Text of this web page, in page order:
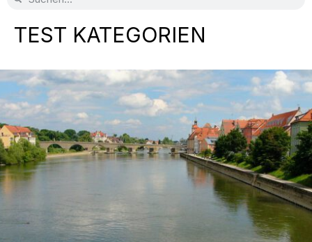
TEST KATEGORIEN